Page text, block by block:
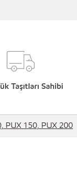
Taşıtları Sahibi
PUX 150, PUX 200